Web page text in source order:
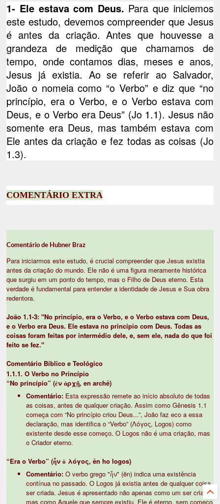
1- Ele estava com Deus. Para que iniciemos
este estudo, devemos compreender que Jesus
é antes da criação. Antes que houvesse a
grandeza de medição que chamamos de
tempo, onde contamos dias, meses e anos,
Jesus já existia. Ao se referir ao Salvador,
João o nomeia como “o Verbo” e diz que “no
princípio, era o Verbo, e o Verbo estava com
Deus, e o Verbo era Deus” (Jo 1.1). Jesus não
somente era Deus, mas também estava com
Ele antes da criação e fez todas as coisas (Jo
1.3).
COMENTÁRIO EXTRA
Comentário de Hubner Braz
Para iniciarmos este estudo, é crucial compreender que Jesus existia
antes da criação do mundo. Ele não é uma figura meramente histórica
que surgiu em um ponto do tempo, mas o Filho de Deus eterno. Esta
verdade é fundamental para entender a identidade de Jesus e Sua obra
redentora.
João 1.1-3: "No princípio, era o Verbo, e o Verbo estava com Deus,
e o Verbo era Deus. Ele estava no princípio com Deus. Todas as
coisas foram feitas por intermédio dele, e, sem ele, nada do que foi
feito se fez."
Comentário Bíblico e Teológico
1.1.1. O Verbo no Princípio
“No princípio” (ἐν ἀρχῇ, en archē)
Comentário: Esta expressão remete ao início absoluto de todas
as coisas, antes de qualquer criação. Assim como Gênesis 1.1
começa com “No princípio criou Deus...”, João faz eco a essa
declaração, mas identifica o “Verbo” (Λόγος, Logos) como
existente desde esse começo. O Logos não é uma criação, mas
o Criador eterno.
“Era o Verbo” (ἦν ὁ λόγος, ēn ho logos)
Comentário: O verbo grego "ἦν" (ēn) indica uma existência
contínua no passado. O Logos já existia antes de qualquer coisa
ser criada. Jesus é apresentado não apenas como um ser criado,
mas como Aquele que sempre existiu. Ele é eterno, sem começo